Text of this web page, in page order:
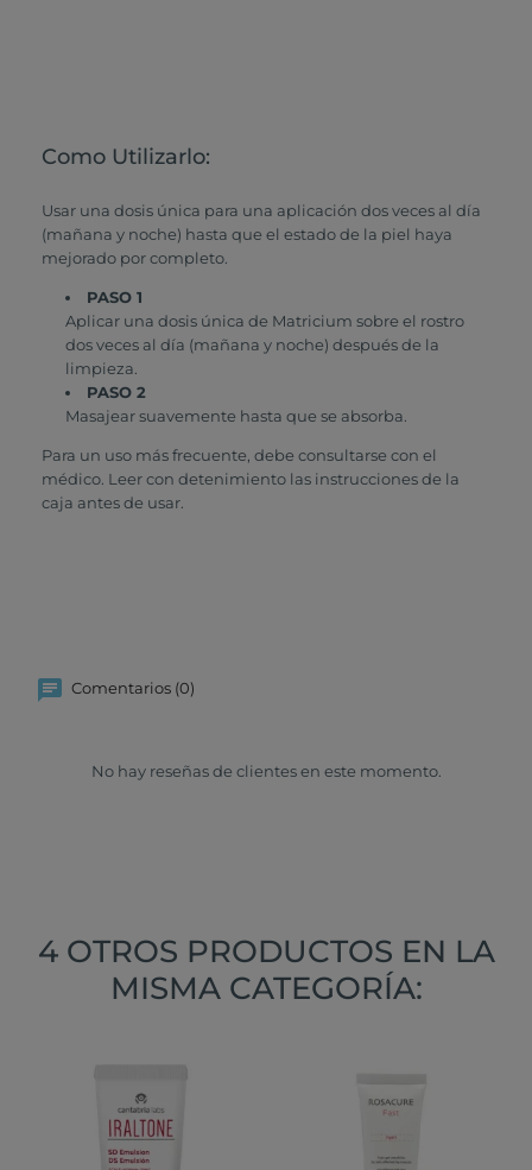
Como Utilizarlo:
Usar una dosis única para una aplicación dos veces al día
(mañana y noche) hasta que el estado de la piel haya
mejorado por completo.
PASO 1
Aplicar una dosis única de Matricium sobre el rostro
dos veces al día (mañana y noche) después de la
limpieza.
PASO 2
Masajear suavemente hasta que se absorba.
Para un uso más frecuente, debe consultarse con el
médico. Leer con detenimiento las instrucciones de la
caja antes de usar.
Comentarios (0)
No hay reseñas de clientes en este momento.
4 OTROS PRODUCTOS EN LA
MISMA CATEGORÍA: